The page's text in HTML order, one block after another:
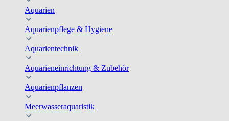
Aquarien
Aquarienpflege & Hygiene
Aquarientechnik
Aquarieneinrichtung & Zubehör
Aquarienpflanzen
Meerwasseraquaristik